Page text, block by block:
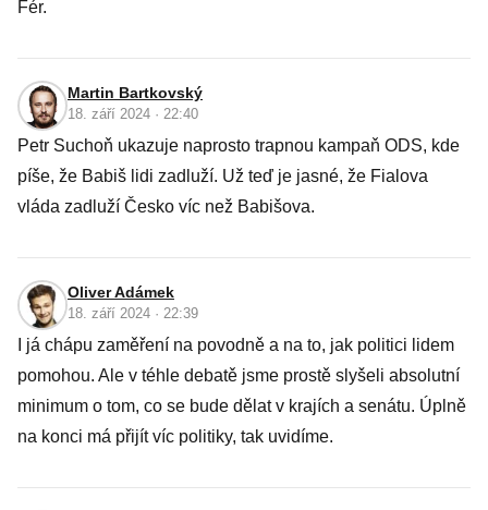
Fér.
Martin Bartkovský
18. září 2024 · 22:40
Petr Suchoň ukazuje naprosto trapnou kampaň ODS, kde
píše, že Babiš lidi zadluží. Už teď je jasné, že Fialova
vláda zadluží Česko víc než Babišova.
Oliver Adámek
18. září 2024 · 22:39
I já chápu zaměření na povodně a na to, jak politici lidem
pomohou. Ale v téhle debatě jsme prostě slyšeli absolutní
minimum o tom, co se bude dělat v krajích a senátu. Úplně
na konci má přijít víc politiky, tak uvidíme.